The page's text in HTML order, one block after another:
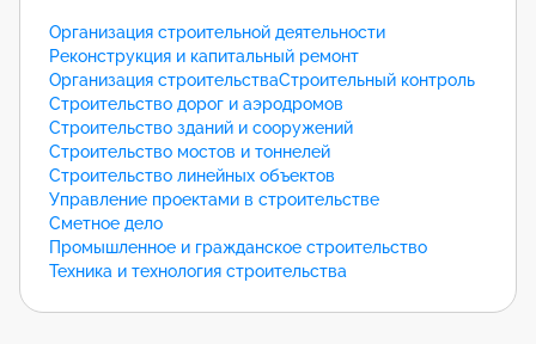
Организация строительной деятельности
Реконструкция и капитальный ремонт
Организация строительстваСтроительный контроль
Строительство дорог и аэродромов
Строительство зданий и сооружений
Строительство мостов и тоннелей
Строительство линейных объектов
Управление проектами в строительстве
Сметное дело
Промышленное и гражданское строительство
Техника и технология строительства